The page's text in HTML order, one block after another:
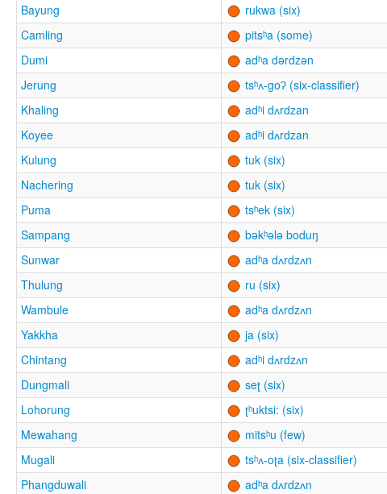
Bayung
rukwa (six)
Camling
pitsʰa (some)
Dumi
adʰa dərdzən
Jerung
tsʰʌ-goʔ (six-classifier)
Khaling
adʰi dʌrdzan
Koyee
adʰi dʌrdzan
Kulung
tuk (six)
Nachering
tuk (six)
Puma
tsʰek (six)
Sampang
bəkʰələ boduŋ
Sunwar
adʰa dʌrdzʌn
Thulung
ru (six)
Wambule
adʰa dʌrdzʌn
Yakkha
ja (six)
Chintang
adʰi dʌrdzʌn
Dungmali
seʈ (six)
Lohorung
ʈʰuktsi: (six)
Mewahang
mitsʰu (few)
Mugali
tsʰʌ-oʈa (six-classifier)
Phangduwali
adʰa dʌrdzʌn